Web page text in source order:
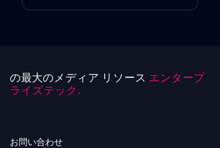
の最大のメディア リソース エンタープ
ライズテック.
お問い合わせ